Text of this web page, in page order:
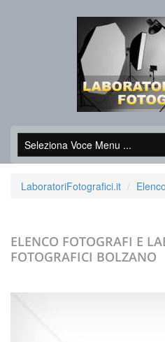
LaboratoriFotografici.it
ELENCO FOTOGRAFI E
FOTOGRAFICI BOLZANO